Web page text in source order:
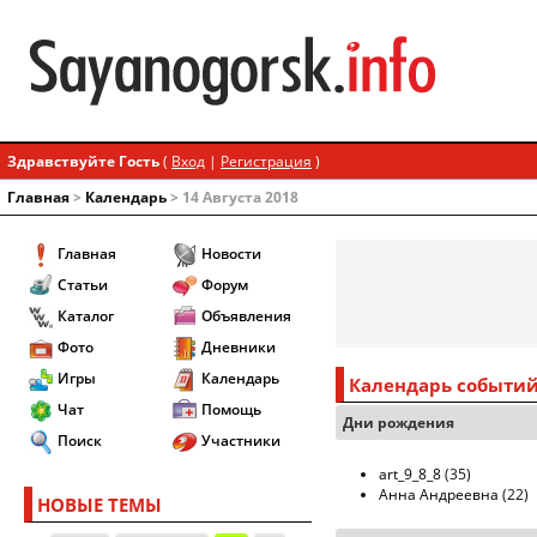
Здравствуйте Гость( Вход | Регистрация )
Главная> Календарь> 14 Августа 2018
Главная
Статьи
Каталог
Фото
Игры
Чат
Поиск
Новости
Форум
Объявления
Дневники
Календарь
Помощь
Участники
НОВЫЕ ТЕМЫ
Календарь
Дни рождения
art_9_8_8(35)
Анна Андреевна (22)